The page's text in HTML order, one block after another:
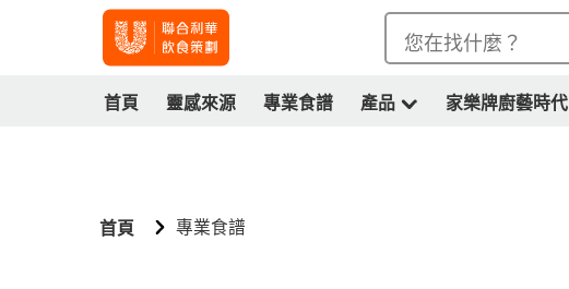
您在找什麼？
首頁 靈感來源 專業食譜 產品 家樂牌廚藝時代
首頁 專業食譜